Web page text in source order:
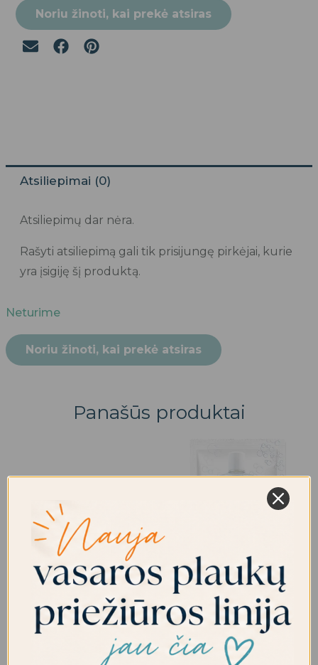
Noriu žinoti, kai prekė atsiras
Atsiliepimai (0)
Atsiliepimų dar nėra.
Rašyti atsiliepimą gali tik prisijungę pirkėjai, kurie
yra įsigiję šį produktą.
Neturime
Noriu žinoti, kai prekė atsiras
Panašūs produktai
IŠPARDUOTA
IŠPARDUOTA